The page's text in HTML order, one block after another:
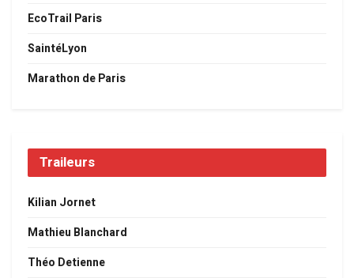
EcoTrail Paris
SaintéLyon
Marathon de Paris
Traileurs
Kilian Jornet
Mathieu Blanchard
Théo Detienne